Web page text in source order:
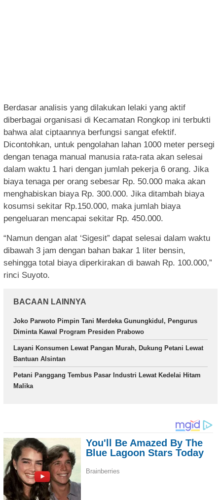
Berdasar analisis yang dilakukan lelaki yang aktif
diberbagai organisasi di Kecamatan Rongkop ini terbukti
bahwa alat ciptaannya berfungsi sangat efektif.
Dicontohkan, untuk pengolahan lahan 1000 meter persegi
dengan tenaga manual manusia rata-rata akan selesai
dalam waktu 1 hari dengan jumlah pekerja 6 orang. Jika
biaya tenaga per orang sebesar Rp. 50.000 maka akan
menghabiskan biaya Rp. 300.000. Jika ditambah biaya
kosumsi sekitar Rp.150.000, maka jumlah biaya
pengeluaran mencapai sekitar Rp. 450.000.
“Namun dengan alat ‘Sigesit” dapat selesai dalam waktu
dibawah 3 jam dengan bahan bakar 1 liter bensin,
sehingga total biaya diperkirakan di bawah Rp. 100.000,”
rinci Suyoto.
BACAAN LAINNYA
Joko Parwoto Pimpin Tani Merdeka Gunungkidul, Pengurus
Diminta Kawal Program Presiden Prabowo
Layani Konsumen Lewat Pangan Murah, Dukung Petani Lewat
Bantuan Alsintan
Petani Panggang Tembus Pasar Industri Lewat Kedelai Hitam
Malika